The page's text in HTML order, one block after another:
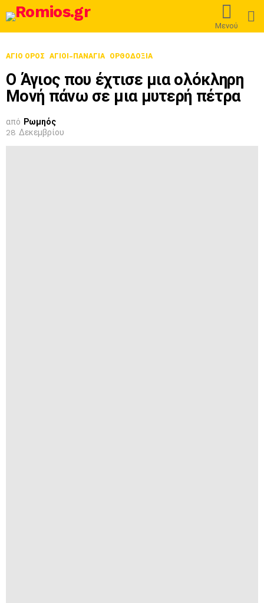
Μενού
ΑΓΙΟ ΟΡΟΣ ΑΓΙΟΙ-ΠΑΝΑΓΙΑ ΟΡΘΟΔΟΞΊΑ
Ο Άγιος που έχτισε μια ολόκληρη
Μονή πάνω σε μια μυτερή πέτρα
από Ρωμηός
28 Δεκεμβρίου